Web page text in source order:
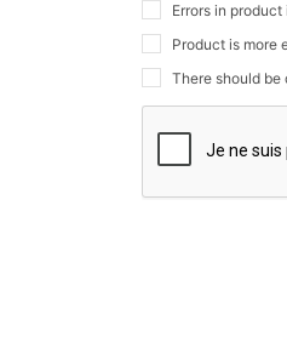
Errors in
Product is more
There should